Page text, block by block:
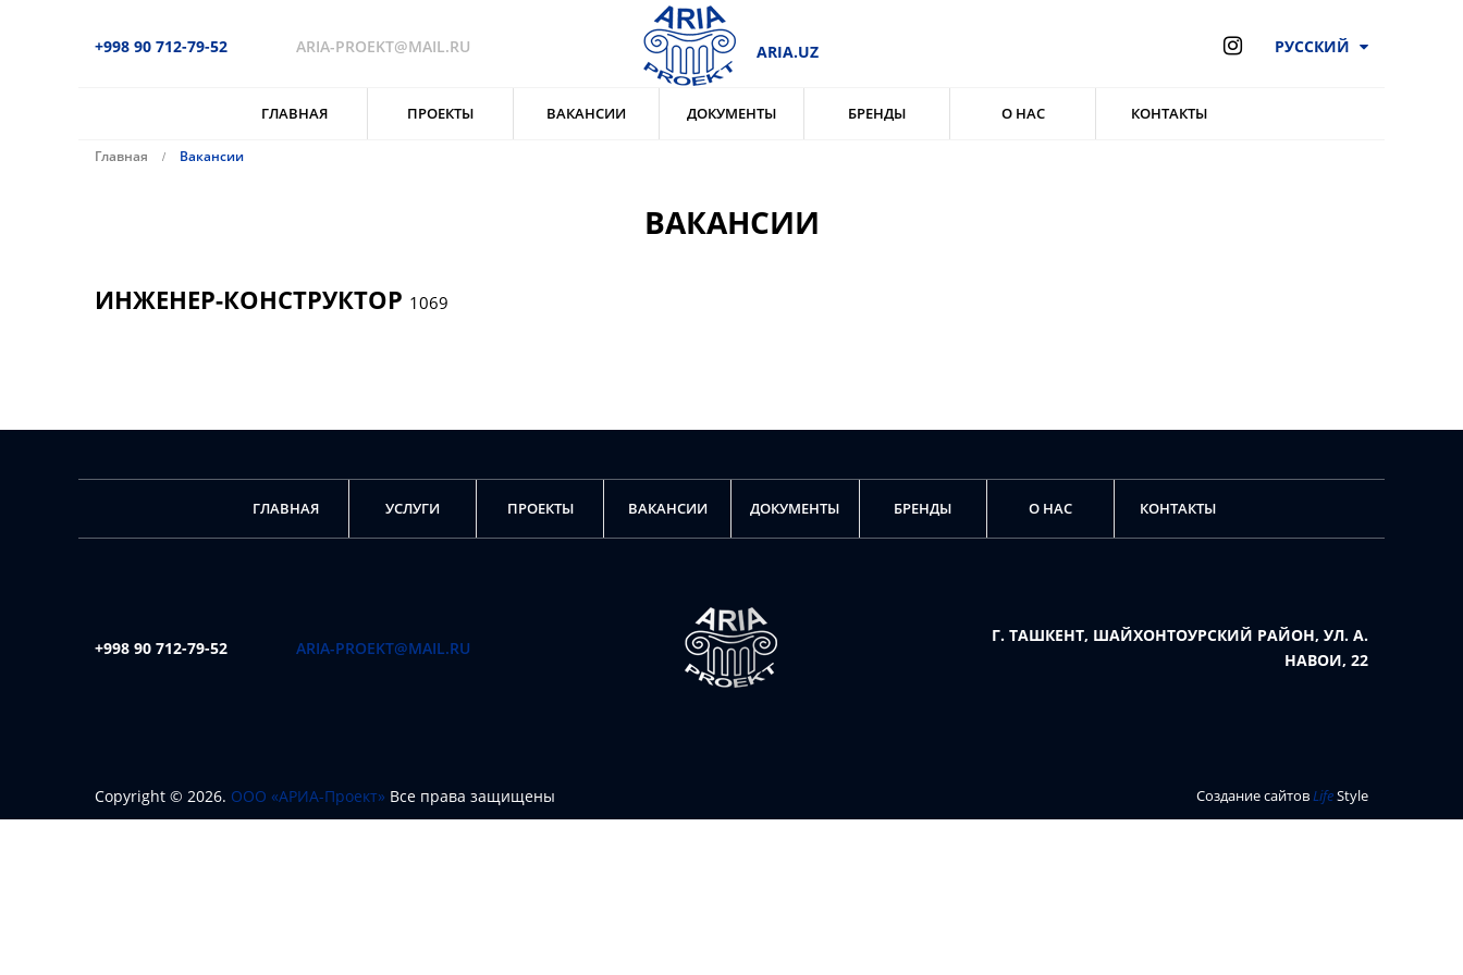
+998 90 712-79-52 ARIA-PROEKT@MAIL.RU ARIA.UZ РУССКИЙ
ГЛАВНАЯ ПРОЕКТЫ ВАКАНСИИ ДОКУМЕНТЫ БРЕНДЫ О НАС КОНТАКТЫ
Главная Вакансии
ВАКАНСИИ
ИНЖЕНЕР-КОНСТРУКТОР 1069
ГЛАВНАЯ УСЛУГИ ПРОЕКТЫ ВАКАНСИИ ДОКУМЕНТЫ БРЕНДЫ О НАС КОНТАКТЫ
+998 90 712-79-52 ARIA-PROEKT@MAIL.RU
Г. ТАШКЕНТ, ШАЙХОНТОУРСКИЙ РАЙОН, УЛ. А.
НАВОИ, 22
Copyright © 2026. ООО «АРИА-Проект» Все права защищены Создание сайтовLifeStyle